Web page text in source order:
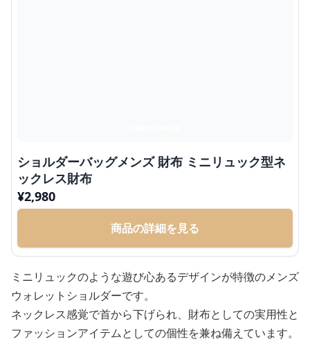
ショルダーバッグメンズ 財布 ミニリュック型ネ
ックレス財布
¥2,980
商品の詳細を見る
ミニリュックのような遊び心あるデザインが特徴のメンズ
ウォレットショルダーです。
ネックレス感覚で首から下げられ、財布としての実用性と
ファッションアイテムとしての個性を兼ね備えています。